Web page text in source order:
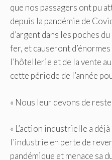
que nos passagers ont pu
depuis la pandémie de
d’argent dans les poches
fer, et causeront
l’hôtellerie et de la vente
cette période de l’année
« Nous leur devons de
« L’action industrielle a
l’industrie en perte de
pandémique et menace sa